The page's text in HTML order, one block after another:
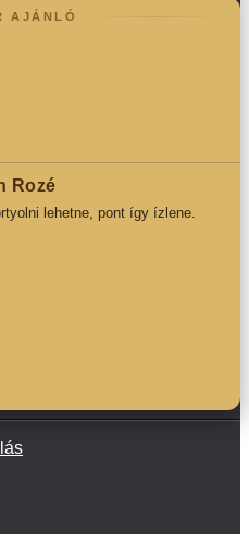
AJÁNLÓ
Rozé
lehetne, pont így ízlene.